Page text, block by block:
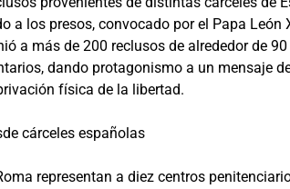
a los presos, convocado por el Papa León
a más de 200 reclusos de alrededor de
dando protagonismo a un mensaje
física de la libertad.
cárceles españolas
representan a diez centros